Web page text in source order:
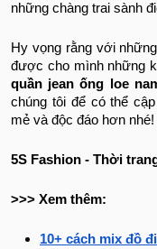
những chàng trai sành
Hy vọng rằng với
được cho mình những
quần jean ống loe
chúng tôi để có thể
mẻ và độc đáo hơn nhé!
5S Fashion - Thời
>>> Xem thêm:
10+ cách mix đồ